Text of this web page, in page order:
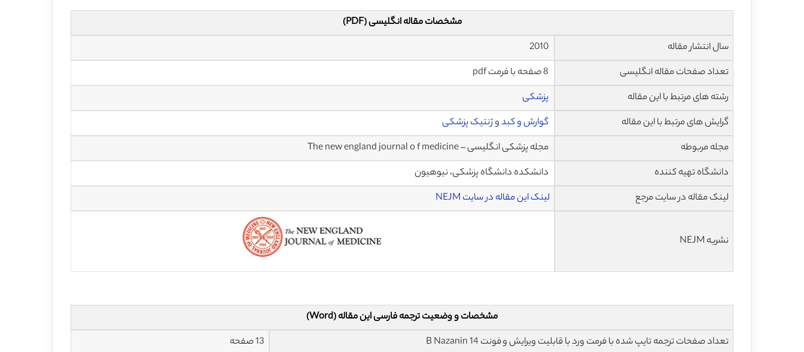
مشخصات مقاله انگلیسی (PDF)
سال انتشار مقاله
تعداد صفحات مقاله انگلیسی
رشته های مرتبط با این مقاله
پزشکی
گرایش های مرتبط با این مقاله
گوارش و کبدوژنتیک پزشکی
مجله مربوطه
مجله پزشکی انگلیسی – The new england journal o f medicine
دانشگاه تهیه کننده
دانشکده دانشگاه پزشکی، نیوهیون
لینک مقاله در سایت مرجع
لینک این مقاله در سایت NEJM
نشریه NEJM
مشخصات و وضعیت ترجمه فارسی این مقاله (Word)
تعداد صفحات ترجمه تایپ شده با فرمت ورد با قابلیت ویرایش و فونت 14 B Nazanin
13 صفحه